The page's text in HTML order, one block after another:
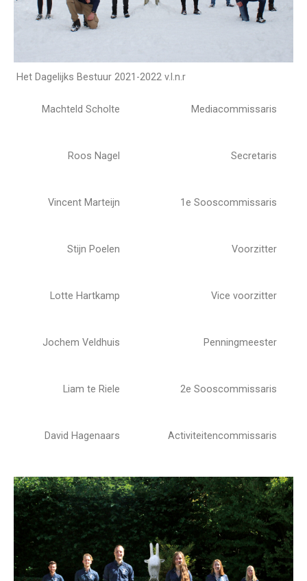
Het Dagelijks Bestuur 2021-2022 v.l.n.r
Machteld Scholte Mediacommissaris
Roos Nagel Secretaris
Vincent Marteijn 1e Sooscommissaris
Stijn Poelen Voorzitter
Lotte Hartkamp Vice voorzitter
Jochem Veldhuis Penningmeester
Liam te Riele 2e Sooscommissaris
David Hagenaars Activiteitencommissaris